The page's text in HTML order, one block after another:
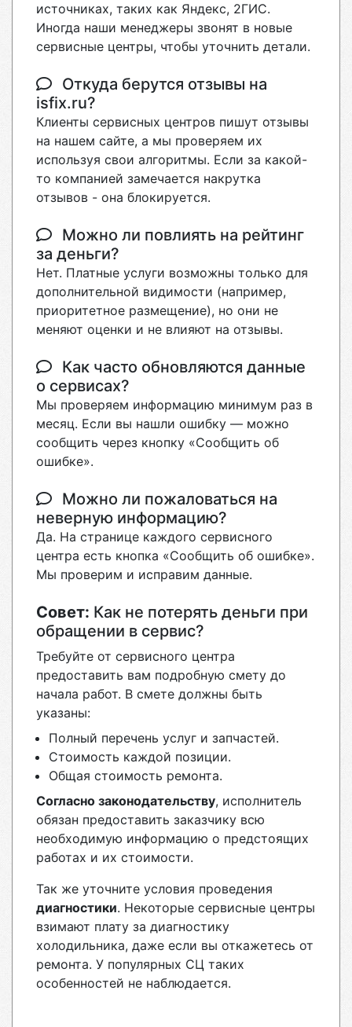
источниках, таких как Яндекс, 2ГИС.
Иногда наши менеджеры звонят в новые
сервисные центры, чтобы уточнить детали.
Откуда берутся отзывы на
isfix.ru?
Клиенты сервисных центров пишут отзывы
на нашем сайте, а мы проверяем их
используя свои алгоритмы. Если за какой-
то компанией замечается накрутка
отзывов - она блокируется.
Можно ли повлиять на рейтинг
за деньги?
Нет. Платные услуги возможны только для
дополнительной видимости (например,
приоритетное размещение), но они не
меняют оценки и не влияют на отзывы.
Как часто обновляются данные
о сервисах?
Мы проверяем информацию минимум раз в
месяц. Если вы нашли ошибку — можно
сообщить через кнопку «Сообщить об
ошибке».
Можно ли пожаловаться на
неверную информацию?
Да. На странице каждого сервисного
центра есть кнопка «Сообщить об ошибке».
Мы проверим и исправим данные.
Совет: Как не потерять деньги при
обращении в сервис?
Требуйте от сервисного центра
предоставить вам подробную смету до
начала работ. В смете должны быть
указаны:
Полный перечень услуг и запчастей.
Стоимость каждой позиции.
Общая стоимость ремонта.
Согласно законодательству, исполнитель
обязан предоставить заказчику всю
необходимую информацию о предстоящих
работах и их стоимости.
Так же уточните условия проведения
диагностики. Некоторые сервисные центры
взимают плату за диагностику
холодильника, даже если вы откажетесь от
ремонта. У популярных СЦ таких
особенностей не наблюдается.